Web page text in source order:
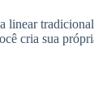
linear
cria sua